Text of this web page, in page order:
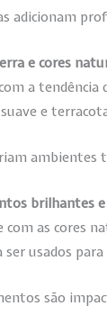
adicionam
e cores
a tendência
e
ambientes
brilhantes
com as cores
usados
são